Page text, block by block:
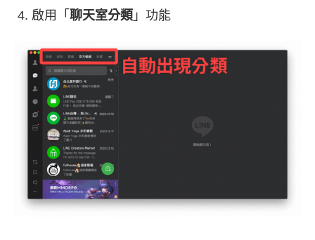
啟用「 聊天室分類 」功能